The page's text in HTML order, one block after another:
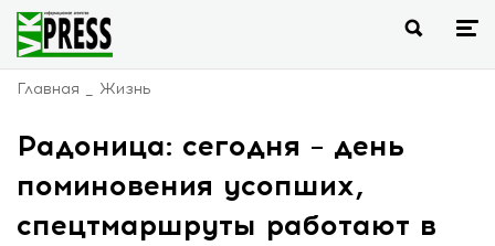
Главная Жизнь
Радоница: сегодня – день
поминовения усопших,
спецтмаршруты работают в